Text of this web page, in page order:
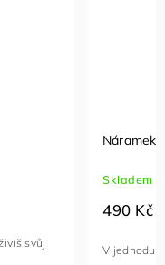
svůj
Náramek
Skladem
490 Kč
V